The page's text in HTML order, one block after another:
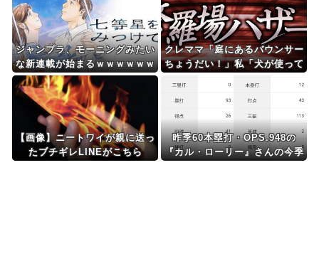
Powered by livedoor 相互RSS
ジャンプラ、モーニングみたい
な新連載が始まるｗｗｗｗｗｗ
ｗｗ
クレママ「庭にあるバウンサー
ちょうだい！」私「犬が使って
【画像】ニートワイが親に送っ
たブチギレLINEがこちら
昨季60本塁打・OPS.948の
『カル・ローリー』さんの今季